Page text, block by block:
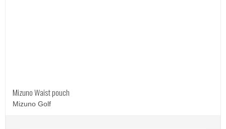
Mizuno Waist pouch
Mizuno Golf